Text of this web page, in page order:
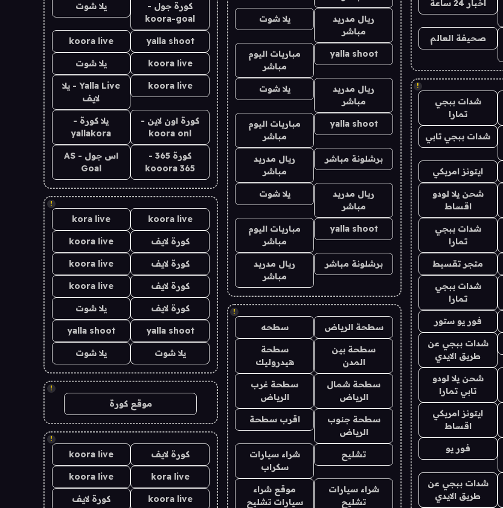
اخبار 24 ساعة
صحيفة العالم
!
شدات ببجي
تمارا
شدات ببجي تابي
ايتونز امريكي
شحن يلا لودو
اقساط
شدات ببجي
تمارا
متجر تقسيط
شدات ببجي
تمارا
فور يو ستور
شدات ببجي عن
طريق الايدي
شحن يلا لودو
تابي تمارا
ايتونز امريكي
اقساط
فور يو
شدات ببجي عن
طريق الايدي
ريال مدريد
مباشر
يلا شوت
yalla shoot
مباريات اليوم
مباشر
ريال مدريد
مباشر
يلا شوت
yalla shoot
مباريات اليوم
مباشر
برشلونة مباشر
ريال مدريد
مباشر
ريال مدريد
مباشر
يلا شوت
yalla shoot
مباريات اليوم
مباشر
برشلونة مباشر
ريال مدريد
مباشر
!
سطحة الرياض سطحه
سطحة بين
المدن
سطحة
هيدروليك
سطحة شمال
الرياض
سطحة غرب
الرياض
سطحة جنوب
الرياض
اقرب سطحة
تشليح
شراء سيارات
سكراب
شراء سيارات
تشليح
موقع شراء
سيارات تشليح
كورة جول -
koora-goal
يلا شوت
yalla shoot
koora live
koora live يلا شوت
koora live
Yalla Live - يلا
لايف
كورة اون لاين -
koora onl
يلا كورة -
yallakora
كورة 365 -
kooora 365
اس جول - AS
Goal
!
koora live
kora live
كورة لايف koora live
كورة لايف koora live
كورة لايف koora live
كورة لايف يلا شوت
yalla shoot
yalla shoot
يلا شوت يلا شوت
!
موقع كورة
!
كورة لايف koora live
kora live
koora live
koora live كورة لايف